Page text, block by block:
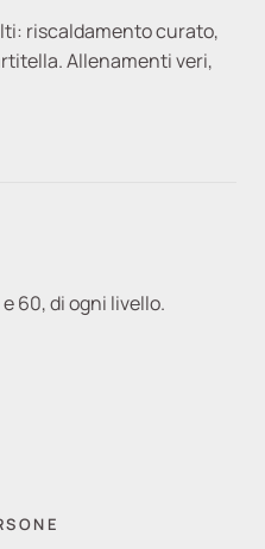
riscaldamento curato,
Allenamenti veri,
60, di ogni livello.